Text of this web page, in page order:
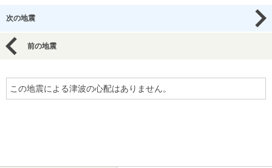
次の地震
前の地震
この地震による津波の心配はありません。